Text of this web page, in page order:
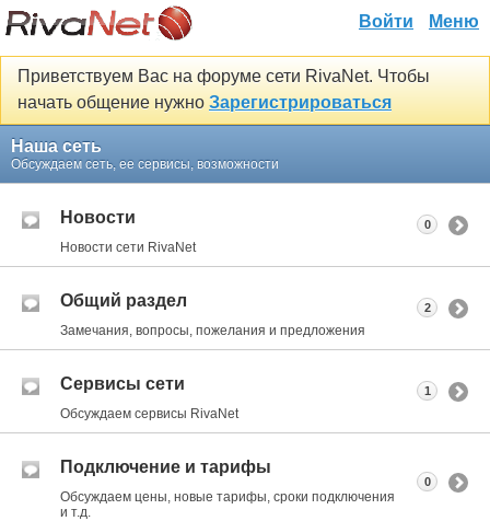
Войти Меню
Приветствуем Вас на форуме сети RivaNet. Чтобы
начать общение нужно Зарегистрироваться
Наша сеть
Обсуждаем сеть, ее сервисы, возможности
Новости
Новости сети RivaNet
0
Общий раздел
Замечания, вопросы, пожелания и предложения
2
Сервисы сети
Обсуждаем сервисы RivaNet
1
Подключение и тарифы
Обсуждаем цены, новые тарифы, сроки подключения
и т.д.
0